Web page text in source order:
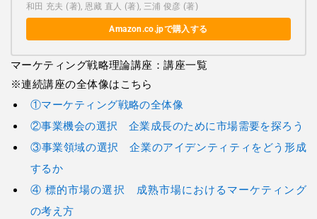
和田 充夫 (著), 恩藏 直人 (著), 三浦 俊彦 (著)
Amazon.co.jpで購入する
マーケティング戦略理論講座：講座一覧
※連続講座の全体像は こちら
①マーケティング戦略の全体像
②事業機会の選択 企業成長のために市場需要を探ろう
③事業領域の選択 企業のアイデンティティをどう形成
するか
④ 標的市場の選択 成熟市場におけるマーケティング
の考え方